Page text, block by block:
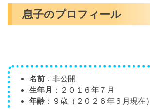
息子のプロフィール
名前 ：非公開
生年月
：２０１６年７月
年齢 ：９歳（２０２６年６月現在）